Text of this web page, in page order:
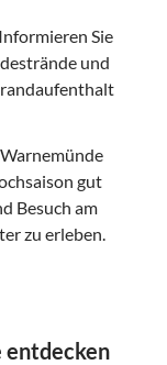
Informieren Sie
und
gut
Besuch am
zu erleben.
entdecken